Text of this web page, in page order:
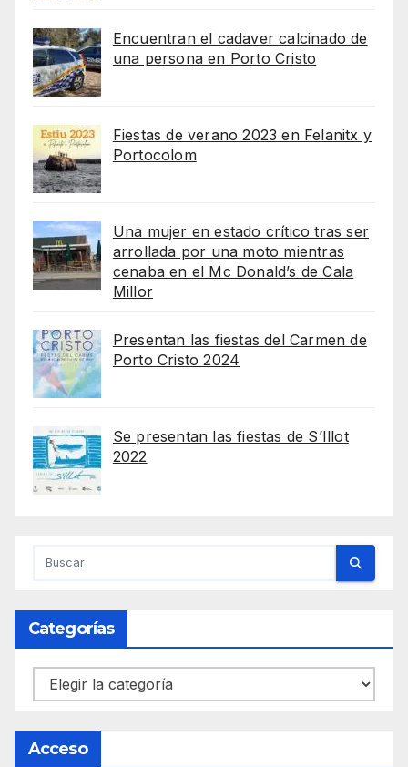
Encuentran el cadaver calcinado de
una persona en Porto Cristo
Fiestas de verano 2023 en Felanitx y
Portocolom
Una mujer en estado crítico tras ser
arrollada por una moto mientras
cenaba en el Mc Donald’s de Cala
Millor
Presentan las fiestas del Carmen de
Porto Cristo 2024
Se presentan las fiestas de S’Illot
2022
Categorías
Categorías
Acceso